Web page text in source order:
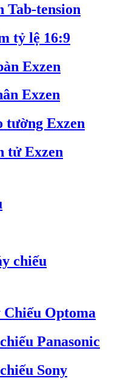
Tab-tension
tỷ lệ 16:9
Exzen
Exzen
tường Exzen
tử Exzen
chiếu
Optoma
Panasonic
Sony